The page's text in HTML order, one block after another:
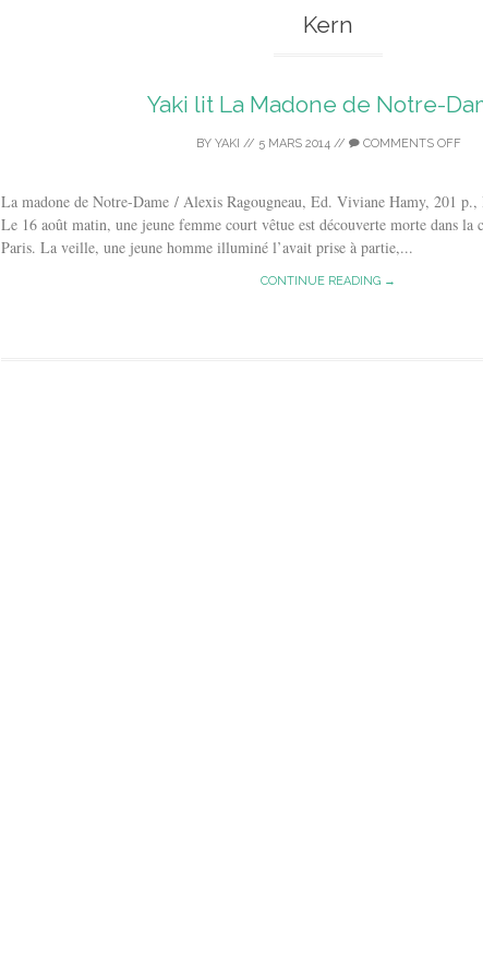
Kern
Yaki lit La Madone de Notre-
BY YAKI // 5 MARS 2014// COMMENTS OFF
La madone de Notre-Dame / Alexis Ragougneau, Ed. Viviane Hamy, 201
Le 16 août matin, une jeune femme court vêtue est découverte morte dans la
Paris. La veille, une jeune homme illuminé l’avait prise à partie,...
CONTINUE READING →